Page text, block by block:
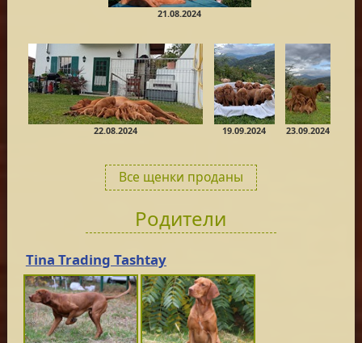
21.08.2024
22.08.2024 19.09.2024 23.09.2024
Все щенки проданы
Родители
Tina Trading Tashtay